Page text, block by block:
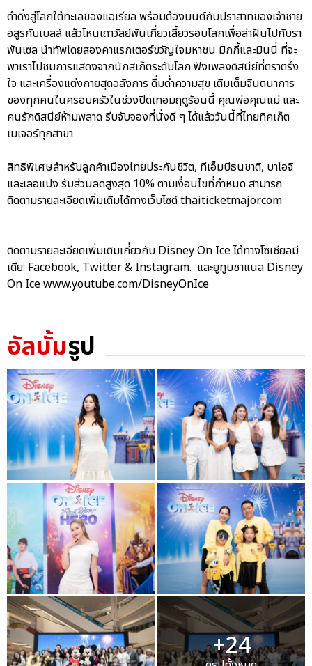
ดำดิ่งสู่โลกใต้ทะเลของแอเรียล พร้อมต้องมนต์กับปราสาทของเจ้าชาย
อสูรกับเบลล์ แล้วโหนเถาวัลย์พันเกี่ยวเลี้ยวรอบโลกเพื่อล่าฝันไปกับรา
พันเซล นำทัพโดยสองคาแรกเตอร์ขวัญใจมหาชน มิกกี้และมินนี่ ที่จะ
พาเราไปชมการแสดงจากนักสเก็ตระดับโลก ฟังเพลงดิสนีย์ที่ตราตรึง
ใจ และเครื่องแต่งกายสุดอลังการ ดื่มด่ำความสุข เติมเต็มจินตนาการ
ของทุกคนในครอบครัวในช่วงปิดเทอมฤดูร้อนนี้ คุณพ่อคุณแม่ และ
คนรักดิสนีย์ห้ามพลาด รีบจับจองที่นั่งดี ๆ ได้แล้ววันนี้ที่ไทยทิคเก็ต
เมเจอร์ทุกสาขา
สิทธิพิเศษสำหรับลูกค้าเมืองไทยประกันชีวิต, ทีเอ็มบีธนชาติ, บาโอจิ
และเลอแปง รับส่วนลดสูงสุด 10% ตามเงื่อนไขที่กำหนด สามารถ
ติดตามรายละเอียดเพิ่มเติมได้ทางเว็บไซต์ thaiticketmajor.com
ติดตามรายละเอียดเพิ่มเติมเกี่ยวกับ Disney On Ice ได้ทางโซเชียลมี
เดีย: Facebook, Twitter & Instagram. และยูทูบชาแนล Disney
On Ice www.youtube.com/DisneyOnIce
อัลบั้มรูป
+24